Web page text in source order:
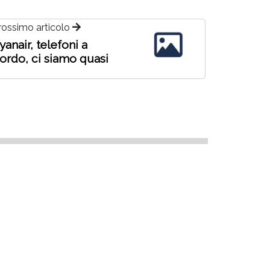
articolo
telefoni a
ci siamo quasi